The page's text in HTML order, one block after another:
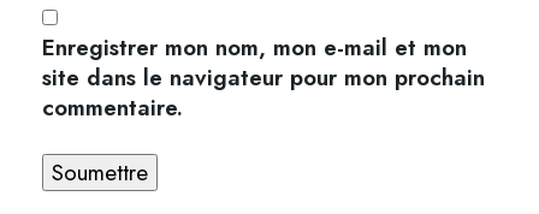
Enregistrer mon nom, mon e-mail et mon
site dans le navigateur pour mon prochain
commentaire.